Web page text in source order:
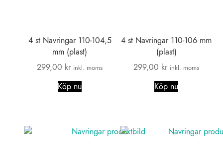
4 st Navringar 110-104,5
mm (plast)
299,00 kr inkl. moms
Köp nu
4 st Navringar 110-106 mm
(plast)
299,00 kr inkl. moms
Köp nu